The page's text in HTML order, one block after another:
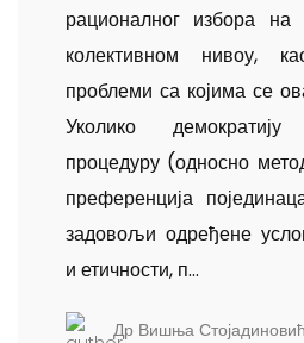
рационалног избора
колективном нивоу,
проблеми са којима се
Уколико
процедуру (односно
преференција
задовољи одређене
и етичности, п...
Др Вишња Стојадиновић